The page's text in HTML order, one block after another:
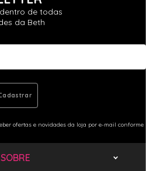
de todas
da Beth
ofertas e novidades da loja por e-mail conforme
SOBRE